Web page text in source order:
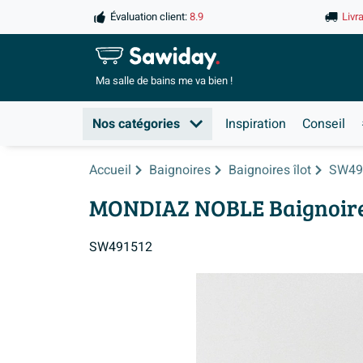
Évaluation client:8.9
Ma salle debains me va bien !
Nos catégories Inspiration Conseil
Accueil Baignoires Baignoires îlot
MONDIAZ NOBLE
SW491512